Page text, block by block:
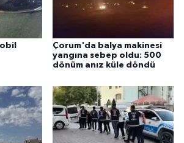
Çorum'da balya makinesi
yangına sebep oldu: 500
dönüm anız küle döndü